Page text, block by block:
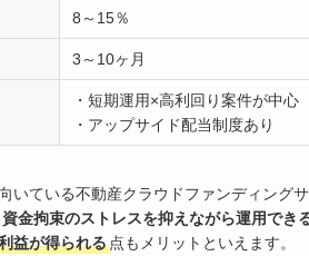
8～15％
3～10ヶ月
・短期運用×高利回り案件が中心
・アップサイド配当制度あり
いている不動産クラウドファンディング
資金拘束のストレスを抑えながら運用でき
益が得られる 点もメリットといえます。